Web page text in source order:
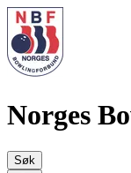
Norges
Søk